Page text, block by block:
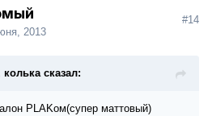
2013
#14
колька сказал:
PLAKом(супер маттовый)